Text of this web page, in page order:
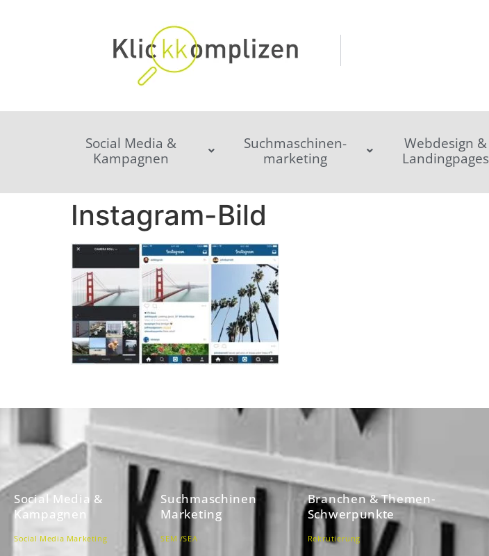
Social Media &
Kampagnen
Suchmaschinen-
marketing
Webdesign &
Landingpages
Instagram-Bild
Social Media &
Kampagnen
Social Media Marketing
Suchmaschinen
Marketing
SEM /SEA
Branchen & Themen-
Schwerpunkte
Rekrutierung